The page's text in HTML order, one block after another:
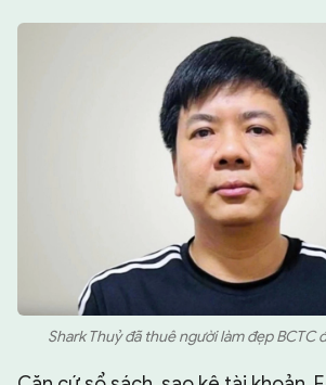
Shark Thuỷ đã thuê người làm đẹp BCTC